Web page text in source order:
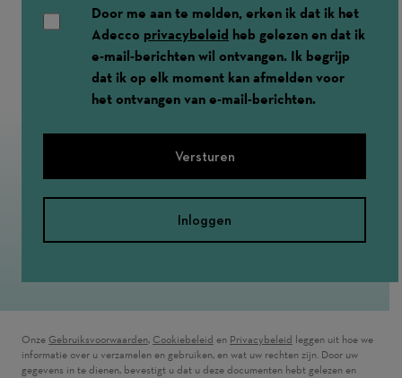
Door me aan te melden, erken ik dat ik het
Adecco privacybeleid heb gelezen en dat ik
e-mail-berichten wil ontvangen. Ik begrijp
dat ik op elk moment kan afmelden voor
het ontvangen van e-mail-berichten.
Versturen
Inloggen
Onze Gebruiksvoorwaarden(wordt in een nieuw venster geopend)
, Cookiebeleid (wordt in een nieuw venster geopend)
en Privacybeleid (wordt in een nieuw
leggen uit hoe we
informatie over u verzamelen en gebruiken, en wat uw rechten zijn. Door uw
gegevens in te dienen, bevestigt u dat u deze documenten hebt gelezen en